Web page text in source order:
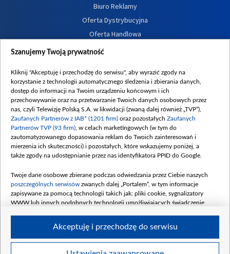
Biuro Reklamy
Oferta Dystrybucyjna
Oferta Handlowa
Dostępność
Procedura zgłoszeń wewnętrznych
Szanujemy Twoją prywatność
Kliknij "Akceptuję i przechodzę do serwisu", aby wyrazić zgody na
korzystanie z technologii automatycznego śledzenia i zbierania danych,
dostęp do informacji na Twoim urządzeniu końcowym i ich
przechowywanie oraz na przetwarzanie Twoich danych osobowych przez
nas, czyli Telewizję Polską S.A. w likwidacji (zwaną dalej również „TVP”),
Zaufanych Partnerów z IAB* (1201 firm) oraz pozostałych Zaufanych
Partnerów TVP (93 firm) , w celach marketingowych (w tym do
zautomatyzowanego dopasowania reklam do Twoich zainteresowań i
mierzenia ich skuteczności) i pozostałych, które wskazujemy poniżej, a
także zgody na udostępnianie przez nas identyfikatora PPID do Google.
Twoje dane osobowe zbierane podczas odwiedzania przez Ciebie naszych
poszczególnych serwisów zwanych dalej „Portalem”, w tym informacje
zapisywane za pomocą technologii takich jak: pliki cookie, sygnalizatory
WWW lub innych podobnych technologii umożliwiających świadczenie
Twoje dane osobowe zbierane podczas odwiedzania przez Ciebie
Akceptuję i przechodzę do serwisu